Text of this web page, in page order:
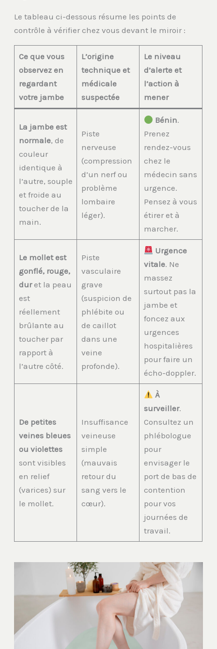
Le tableau ci-dessous résume les points de
contrôle à vérifier chez vous devant le miroir :
Ce que vous
observez en
regardant
votre jambe
L’origine
technique et
médicale
suspectée
Le niveau
d’alerte et
l’action à
mener
La jambe est
normale, de
couleur
identique à
l’autre, souple
et froide au
toucher de la
main.
Piste
nerveuse
(compression
d’un nerf ou
problème
lombaire
léger).
Bénin.
Prenez
rendez-vous
chez le
médecin sans
urgence.
Pensez à vous
étirer et à
marcher.
Le mollet est
gonflé, rouge,
duret la peau
est
réellement
brûlante au
toucher par
rapport à
l’autre côté.
Piste
vasculaire
grave
(suspicion de
phlébite ou
de caillot
dans une
veine
profonde).
Urgence
vitale. Ne
massez
surtout pas la
jambe et
foncez aux
urgences
hospitalières
pour faire un
écho-doppler.
De petites
veines bleues
ou violettes
sont visibles
en relief
(varices) sur
le mollet.
Insuffisance
veineuse
simple
(mauvais
retour du
sang vers le
cœur).
À
surveiller.
Consultez un
phlébologue
pour
envisager le
port de bas de
contention
pour vos
journées de
travail.